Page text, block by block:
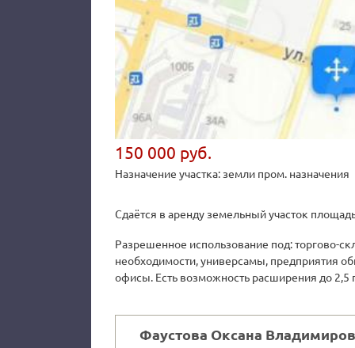
150 000 руб.
Назначение участка: земли пром. назначения
Сдаётся в аренду земельный участок
Разрешенное использование под: торгово-
необходимости, универсамы, предприятия
офисы. Есть возможность расширения до 2,5
Фаустова Оксана